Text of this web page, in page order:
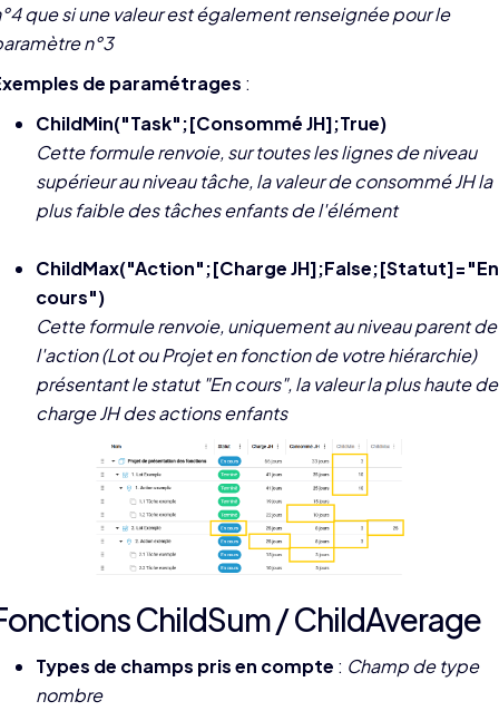
que si une valeur est également renseignée pour le
n°3
de paramétrages :
ChildMin("Task";[Consommé JH];True)
Cette formule renvoie, sur toutes les lignes de niveau
supérieur au niveau tâche, la valeur de consommé JH la
plus faible des tâches enfants de l'élément
ChildMax("Action";[Charge JH];False;[Statut]="En
cours")
Cette formule renvoie, uniquement au niveau parent de
l'action (Lot ou Projet en fonction de votre hiérarchie)
présentant le statut "En cours", la valeur la plus haute de
charge JH des actions enfants
ChildSum / ChildAverage
Types de champs pris en compte : Champ de type
nombre